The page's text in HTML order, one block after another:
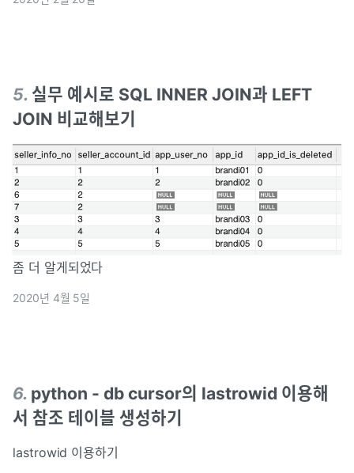
스 자체가 작동하지 않는 경우가 생길 수 있다. 이런 사람들을
5. 실무 예시로 SQL INNER JOIN과 LEFT
JOIN 비교해보기
좀 더 알게되었다
2020년 4월 5일
6. python - db cursor의 lastrowid 이용해
서 참조 테이블 생성하기
lastrowid 이용하기